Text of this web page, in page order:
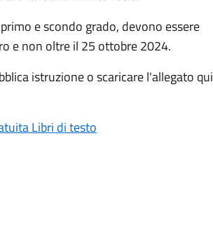
e scondo grado, devono essere
e non oltre il 25 ottobre 2024.
istruzione o scaricare l'allegato qui
Libri di testo